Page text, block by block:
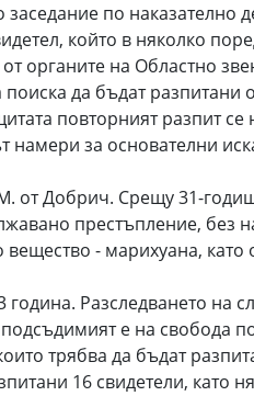
по наказателно
който в няколко
органите на Областно
поиска да бъдат
повторният разпит
за основателни
от Добрич. Срещу 31-
престъпление,
- марихуана,
Разследването на
е на свобода
трябва да бъдат
16 свидетели, като